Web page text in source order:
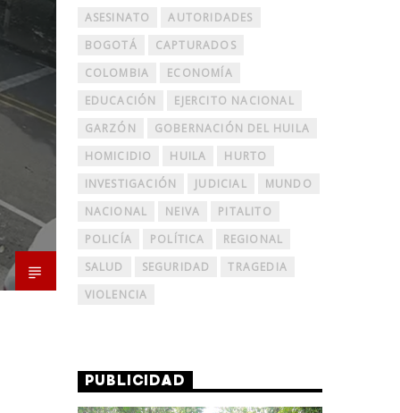
ASESINATO
AUTORIDADES
BOGOTÁ
CAPTURADOS
COLOMBIA
ECONOMÍA
EDUCACIÓN
EJERCITO NACIONAL
GARZÓN
GOBERNACIÓN DEL HUILA
HOMICIDIO
HUILA
HURTO
INVESTIGACIÓN
JUDICIAL
MUNDO
NACIONAL
NEIVA
PITALITO
POLICÍA
POLÍTICA
REGIONAL
SALUD
SEGURIDAD
TRAGEDIA
VIOLENCIA
PUBLICIDAD